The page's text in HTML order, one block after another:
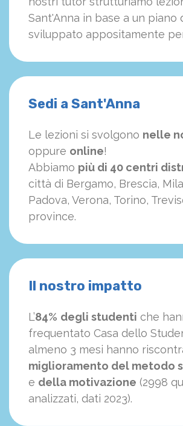
Sant'Anna in base a un piano
sviluppato appositamente
Sedi a Sant'Anna
Le lezioni si svolgono nelle
oppure online!
Abbiamo più di 40 centri
città di Bergamo, Brescia,
Padova, Verona, Torino,
province.
Il nostro impatto
L’84% degli studenti che
frequentato Casa dello
almeno 3 mesi hanno
miglioramento del metodo
e della motivazione (2998
analizzati, dati 2023).